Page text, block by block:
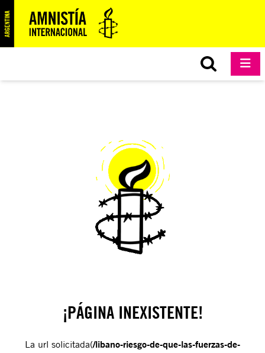
¡PÁGINA INEXISTENTE!
La url solicitada(/libano-riesgo-de-que-las-fuerzas-de-